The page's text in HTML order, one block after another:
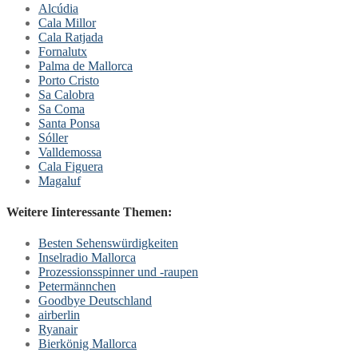
Alcúdia
Cala Millor
Cala Ratjada
Fornalutx
Palma de Mallorca
Porto Cristo
Sa Calobra
Sa Coma
Santa Ponsa
Sóller
Valldemossa
Cala Figuera
Magaluf
Weitere Iinteressante Themen:
Besten Sehenswürdigkeiten
Inselradio Mallorca
Prozessionsspinner und -raupen
Petermännchen
Goodbye Deutschland
airberlin
Ryanair
Bierkönig Mallorca